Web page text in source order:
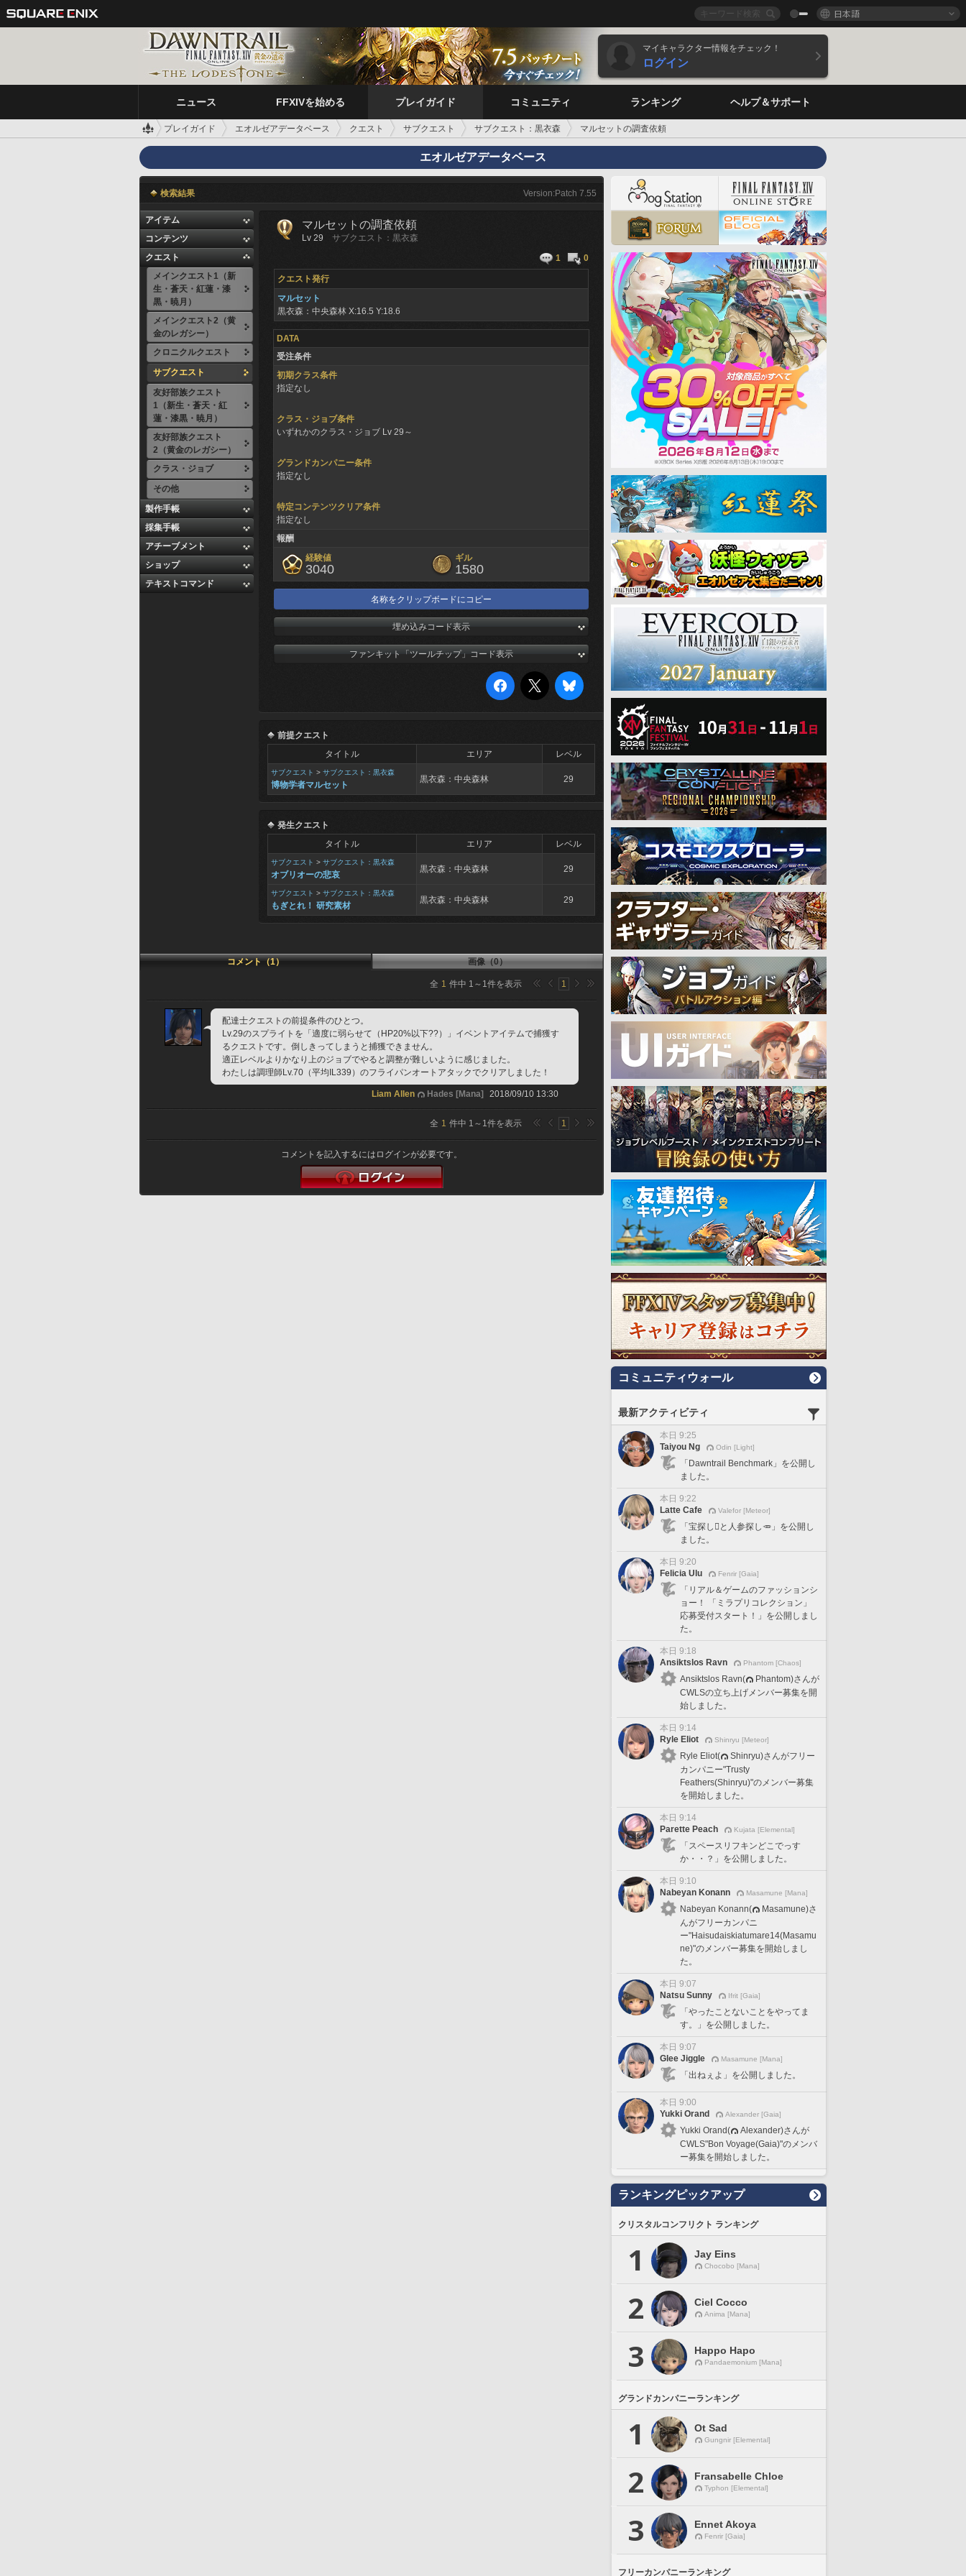
日本語
マイキャラクター情報をチェック！
ログイン
ニュース FFXIVを始める プレイガイド コミュニティ ランキング ヘルプ＆サポート
プレイガイド エオルゼアデータベース クエスト サブクエスト サブクエスト：黒衣森 マルセットの調査依頼
エオルゼアデータベース
検索結果 Version:Patch 7.55
アイテム
コンテンツ
クエスト
メインクエスト1（新
生・蒼天・紅蓮・漆
黒・暁月）
メインクエスト2（黄
金のレガシー）
クロニクルクエスト
サブクエスト
友好部族クエスト
1（新生・蒼天・紅
蓮・漆黒・暁月）
友好部族クエスト
2（黄金のレガシー）
クラス・ジョブ
その他
製作手帳
採集手帳
アチーブメント
ショップ
テキストコマンド
マルセットの調査依頼
Lv 29
サブクエスト：黒衣森
1
0
クエスト発行
マルセット
黒衣森：中央森林 X:16.5 Y:18.6
DATA
受注条件
初期クラス条件
指定なし
クラス・ジョブ条件
いずれかのクラス・ジョブ Lv 29～
グランドカンパニー条件
指定なし
特定コンテンツクリア条件
指定なし
報酬
経験値
3040
ギル
1580
名称をクリップボードにコピー
埋め込みコード表示
ファンキット「ツールチップ」コード表示
前提クエスト
タイトル
エリア レベル
サブクエスト > サブクエスト：黒衣森
博物学者マルセット
黒衣森：中央森林 29
発生クエスト
タイトル
エリア レベル
サブクエスト > サブクエスト：黒衣森
オブリオーの悲哀
黒衣森：中央森林 29
サブクエスト > サブクエスト：黒衣森
もぎとれ！ 研究素材
黒衣森：中央森林 29
コメント（1） 画像（0）
全 1 件中 1 ～ 1件を表示 1
配達士クエストの前提条件のひとつ。
Lv.29のスプライトを「適度に弱らせて（HP20%以下??）」イベントアイテムで捕獲す
るクエストです。倒しきってしまうと捕獲できません。
適正レベルよりかなり上のジョブでやると調整が難しいように感じました。
わたしは調理師Lv.70（平均IL339）のフライパンオートアタックでクリアしました！
Liam Allen Hades [Mana] 2018/09/10 13:30
全 1 件中 1 ～ 1件を表示 1
コメントを記入するにはログインが必要です。
コミュニティウォール
最新アクティビティ
本日 9:25
Taiyou Ng
Odin [Light]
「Dawntrail Benchmark」を公開し
ました。
本日 9:22
Latte Cafe
Valefor [Meteor]
「宝探し🪎と人参探し🥕」を公開し
ました。
本日 9:20
Felicia Ulu
Fenrir [Gaia]
「リアル＆ゲームのファッションシ
ョー！ 「ミラプリコレクション」
応募受付スタート！」を公開しまし
た。
本日 9:18
Ansiktslos Ravn
Phantom [Chaos]
Ansiktslos Ravn(
Phantom)さんが
CWLSの立ち上げメンバー募集を開
始しました。
本日 9:14
Ryle Eliot
Shinryu [Meteor]
Ryle Eliot(
Shinryu)さんがフリー
カンパニー"Trusty
Feathers(Shinryu)"のメンバー募集
を開始しました。
本日 9:14
Parette Peach
Kujata [Elemental]
「スペースリフキンどこでっす
か・・？」を公開しました。
本日 9:10
Nabeyan Konann
Masamune [Mana]
Nabeyan Konann(
Masamune)さ
んがフリーカンパニ
ー"Haisudaiskiatumare14(Masamu
ne)"のメンバー募集を開始しまし
た。
本日 9:07
Natsu Sunny
Ifrit [Gaia]
「やったことないことをやってま
す。」を公開しました。
本日 9:07
Glee Jiggle
Masamune [Mana]
「出ねぇよ」を公開しました。
本日 9:00
Yukki Orand
Alexander [Gaia]
Yukki Orand(
Alexander)さんが
CWLS"Bon Voyage(Gaia)"のメンバ
ー募集を開始しました。
ランキングピックアップ
クリスタルコンフリクト ランキング
1 Jay Eins
Chocobo [Mana]
2 Ciel Cocco
Anima [Mana]
3 Happo Hapo
Pandaemonium [Mana]
グランドカンパニーランキング
1 Ot Sad
Gungnir [Elemental]
2 Fransabelle Chloe
Typhon [Elemental]
3 Ennet Akoya
Fenrir [Gaia]
フリーカンパニーランキング